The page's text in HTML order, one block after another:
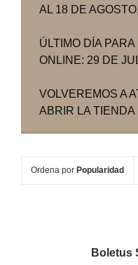
AL 18 DE
ÚLTIMO DÍA
ONLINE: 29 DE
VOLVEREMOS A
ABRIR LA TIENDA
Ordena por Popularidad
Boletus